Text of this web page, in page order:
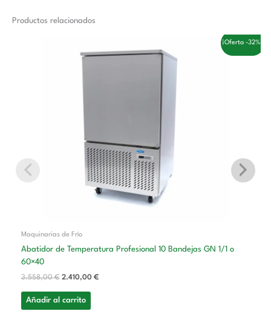
Productos relacionados
¡Oferta -32%!
Maquinarias de Frío
Abatidor de Temperatura Profesional 10 Bandejas GN 1/1 o
60×40
3.558,00€ 2.410,00 €
Añadir al carrito